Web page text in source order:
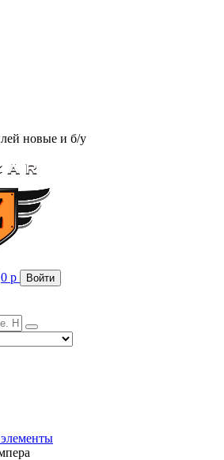
новые и б/у
0 р Войти